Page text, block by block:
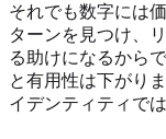
それでも数字には
ターンを見つけ、
る助けになるから
と有用性は下がり
イデンティティで